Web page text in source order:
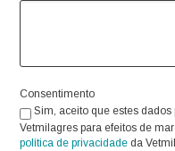
Consentimento
Sim, aceito que estes
Vetmilagres para efeitos de
política de privacidade da